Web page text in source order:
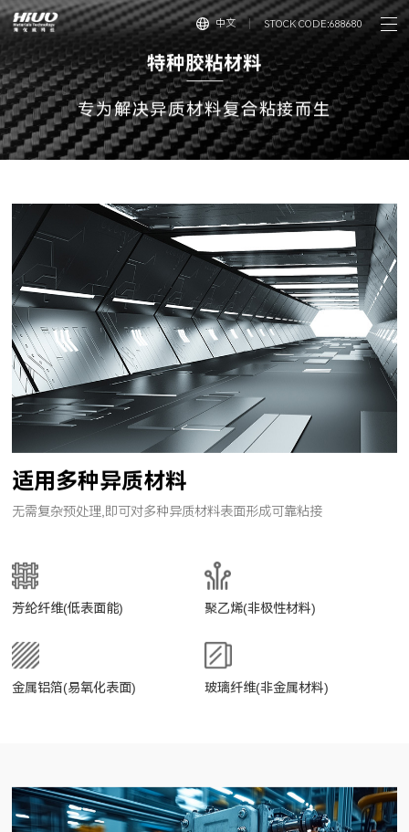
中文 STOCK CODE:688680
特种胶粘材料
专为解决异质材料复合粘接而生
适用多种异质材料
无需复杂预处理,即可对多种异质材料表面形成可靠粘接
芳纶纤维(低表面能) 聚乙烯(非极性材料)
金属铝箔(易氧化表面) 玻璃纤维(非金属材料)